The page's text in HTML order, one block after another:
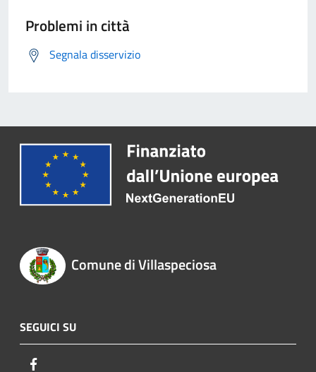
Problemi in città
Segnala disservizio
Comune di Villaspeciosa
SEGUICI SU